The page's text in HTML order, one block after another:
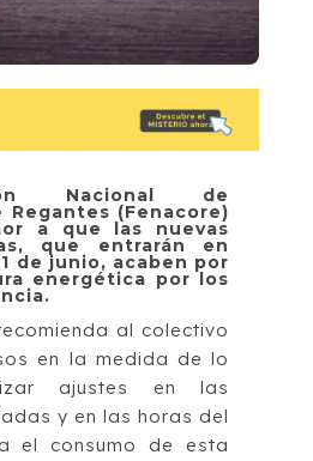
Nacional de
Regantes (Fenacore)
a que las nuevas
que entrarán en
de junio, acaben por
energética por los
al colectivo
en la medida de lo
ajustes en las
y en las horas del
el consumo de esta